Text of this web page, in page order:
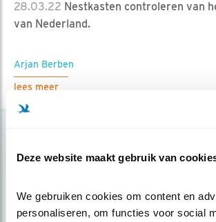
Deze website maakt gebruik van
We gebruiken cookies om content en
personaliseren, om functies voor social
28.03.22 Nestkasten controleren van
van Nederland.
Arjan Berben
lees meer